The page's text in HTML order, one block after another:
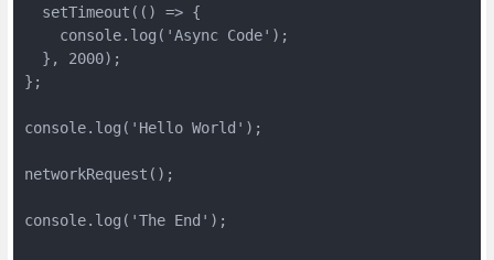
  setTimeout(() => {
    console.log('Async Code');
  }, 2000);
};
console.log('Hello World');
networkRequest();
console.log('The End');